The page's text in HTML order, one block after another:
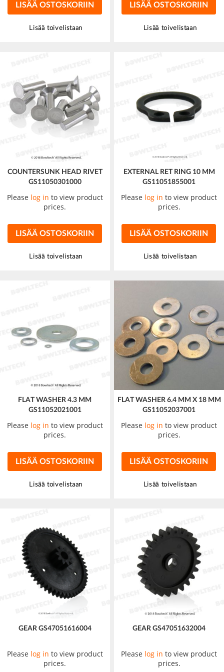
LISÄÄ OSTOSKORIIN
Lisää toivelistaan
LISÄÄ OSTOSKORIIN
Lisää toivelistaan
COUNTERSUNK HEAD RIVET
GS11050301000
Please log in to view product
prices.
LISÄÄ OSTOSKORIIN
Lisää toivelistaan
EXTERNAL RET RING 10 MM
GS11051855001
Please log in to view product
prices.
LISÄÄ OSTOSKORIIN
Lisää toivelistaan
FLAT WASHER 4.3 MM
GS11052021001
Please log in to view product
prices.
LISÄÄ OSTOSKORIIN
Lisää toivelistaan
FLAT WASHER 6.4 MM X 18 MM
GS11052037001
Please log in to view product
prices.
LISÄÄ OSTOSKORIIN
Lisää toivelistaan
GEAR GS47051616004
Please log in to view product
prices.
GEAR GS47051632004
Please log in to view product
prices.